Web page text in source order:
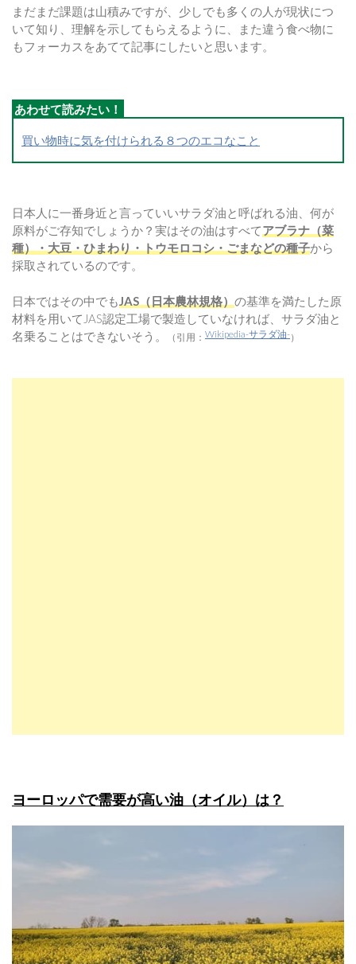
まだまだ課題は山積みですが、少しでも多くの人が現状につ
いて知り、理解を示してもらえるように、また違う食べ物に
もフォーカスをあてて記事にしたいと思います。
買い物時に気を付けられる８つのエコなこと
日本人に一番身近と言っていいサラダ油と呼ばれる油、何が
原料がご存知でしょうか？実はその油はすべてアブラナ（菜
種）・大豆・ひまわり・トウモロコシ・ごまなどの種子から
採取されているのです。
日本ではその中でもJAS（日本農林規格） の基準を満たした原
材料を用いてJAS認定工場で製造していなければ、サラダ油と
名乗ることはできないそう。
（引用： Wikipedia-サラダ油-）
ヨーロッパで需要が高い油（オイル）は？